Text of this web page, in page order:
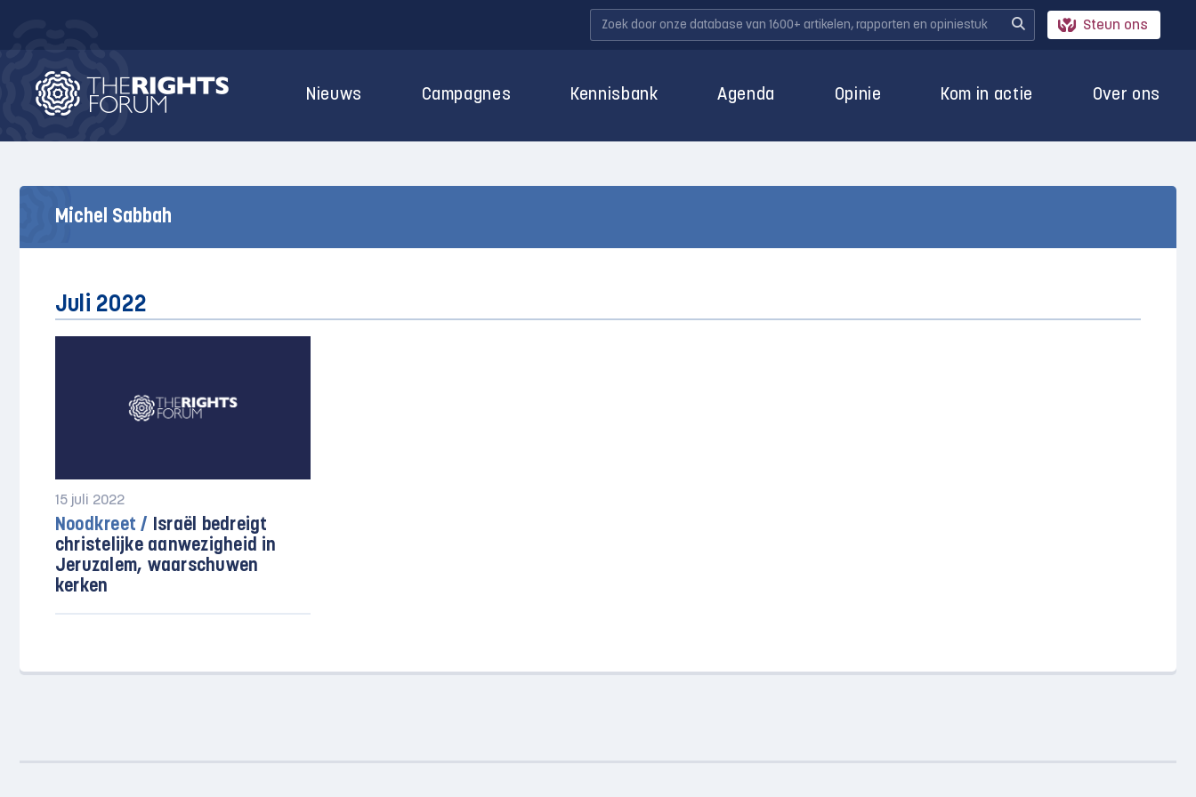
Steun ons
Nieuws Campagnes Kennisbank Agenda Opinie Kom in actie Over ons
Michel Sabbah
Juli 2022
15 juli 2022
Noodkreet / Israël bedreigt
christelijke aanwezigheid in
Jeruzalem, waarschuwen
kerken